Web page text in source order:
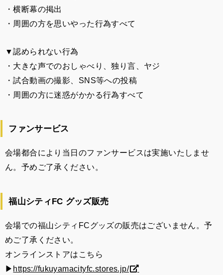
・横断幕の掲出
・周囲の方を思いやった行為すべて
▼認められない行為
・大きな声でのおしゃべり、独り言、ヤジ
・試合動画の撮影、SNS等への投稿
・周囲の方に迷惑がかかる行為すべて
ファンサービス
会場都合により当日のファンサービスは実施いたしませ
ん。予めご了承ください。
福山シティFC グッズ販売
会場での福山シティFCグッズの販売はございません。予
めご了承ください。
オンラインストアはこちら
▶︎ https://fukuyamacityfc.stores.jp/